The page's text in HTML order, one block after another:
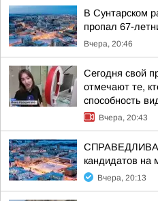
В Сунтарском
пропал 67-
Вчера, 20:46
Сегодня свой
отмечают те,
способность
Вчера, 20:43
кандидатов на
Вчера, 20:13